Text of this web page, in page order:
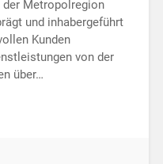
Metropolregion
und inhabergeführt
Kunden
von der
über…